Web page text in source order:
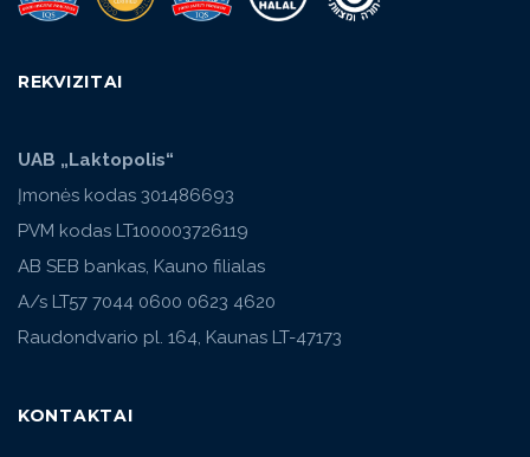
REKVIZITAI
UAB „Laktopolis“
Įmonės kodas 301486693
PVM kodas LT100003726119
AB SEB bankas, Kauno filialas
A/s LT57 7044 0600 0623 4620
Raudondvario pl. 164, Kaunas LT-47173
KONTAKTAI